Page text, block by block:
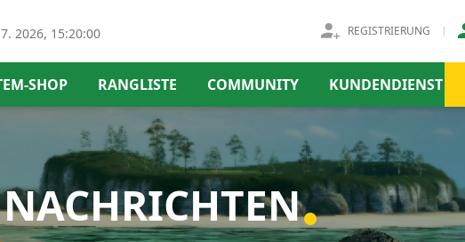
2026, 15:20:00 REGISTRIERUNG
SHOP RANGLISTE COMMUNITY KUNDENDIENST
NACHRICHTEN